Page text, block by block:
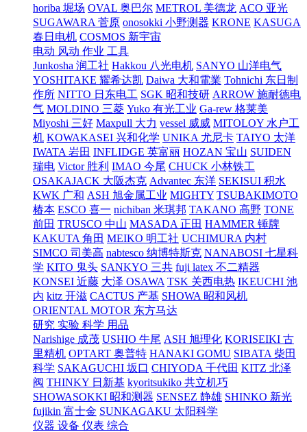
horiba 堀场 OVAL 奥巴尔 METROL 美德龙 ACO 亚光
SUGAWARA 菅原 onosokki 小野测器 KRONE KASUGA
春日电机 COSMOS 新宇宙
电动 风动 作业 工具
Junkosha 润工社 Hakkou 八光电机 SANYO 山洋电气
YOSHITAKE 耀希达凯 Daiwa 大和電業 Tohnichi 东日制
作所 NITTO 日东电工 SGK 昭和技研 ARROW 施耐德电
气 MOLDINO 三菱 Yuko 有光工业 Ga-rew 格莱美
Miyoshi 三好 Maxpull 大力 vessel 威威 MITOLOY 水户工
机 KOWAKASEI 兴和化学 UNIKA 尤尼卡 TAIYO 太洋
IWATA 岩田 INFLIDGE 英富丽 HOZAN 宝山 SUIDEN
瑞电 Victor 胜利 IMAO 今尾 CHUCK 小林铁工
OSAKAJACK 大阪杰克 Advantec 东洋 SEKISUI 积水
KWK 广和 ASH 旭金属工业 MIGHTY TSUBAKIMOTO
椿本 ESCO 喜一 nichiban 米琪邦 TAKANO 高野 TONE
前田 TRUSCO 中山 MASADA 正田 HAMMER 锤牌
KAKUTA 角田 MEIKO 明工社 UCHIMURA 内村
SIMCO 司美高 nabtesco 纳博特斯克 NANABOSI 七星科
学 KITO 鬼头 SANKYO 三共 fuji latex 不二精器
KONSEI 近藤 大泽 OSAWA TSK 关西电热 IKEUCHI 池
内 kitz 开滋 CACTUS 产基 SHOWA 昭和风机
ORIENTAL MOTOR 东方马达
研究 实验 科学 用品
Narishige 成茂 USHIO 牛尾 ASH 旭理化 KORISEIKI 古
里精机 OPTART 奥普特 HANAKI GOMU SIBATA 柴田
科学 SAKAGUCHI 坂口 CHIYODA 千代田 KITZ 北泽
阀 THINKY 日新基 kyoritsukiko 共立机巧
SHOWASOKKI 昭和测器 SENSEZ 静雄 SHINKO 新光
fujikin 富士金 SUNKAGAKU 太阳科学
仪器 设备 仪表 综合